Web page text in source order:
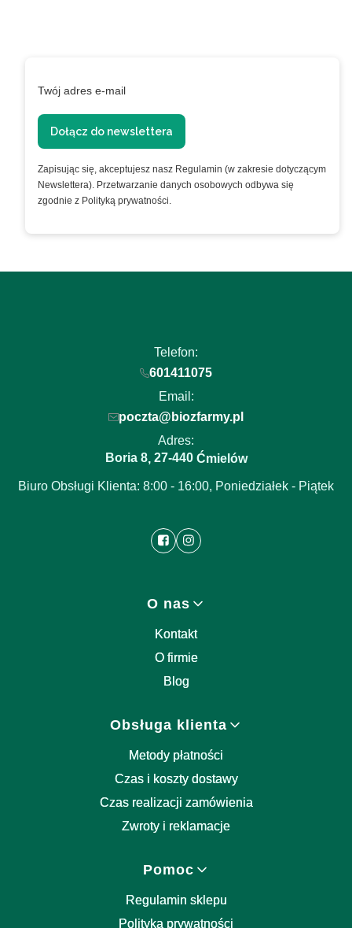
Twój adres e-mail
Dołącz do newslettera
Zapisując się, akceptujesz nasz Regulamin (w zakresie dotyczącym
Newslettera). Przetwarzanie danych osobowych odbywa się
zgodnie z Polityką prywatności.
Telefon:
601411075
Email:
poczta@biozfarmy.pl
Adres:
Boria 8, 27-440Ćmielów
Biuro Obsługi Klienta: 8:00 - 16:00, Poniedziałek - Piątek
O nas
Kontakt
O firmie
Blog
Obsługa klienta
Metody płatności
Czas i koszty dostawy
Czas realizacji zamówienia
Zwroty i reklamacje
Pomoc
Regulamin sklepu
Polityka prywatności